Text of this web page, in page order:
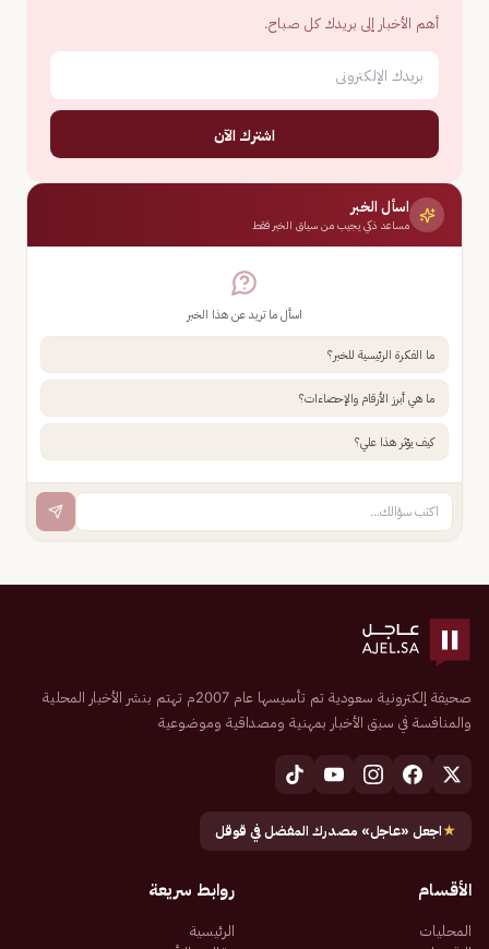
أهم الأخبار إلى بريدك كل صباح.
اشترك الآن
اسأل الخبر
مساعد ذكي يجيب من سياق الخبر فقط
اسأل ما تريد عن هذا الخبر
ما الفكرة الرئيسية للخبر؟
ما هي أبرز الأرقام والإحصاءات؟
كيف يؤثر هذا علي؟
صحيفة إلكترونية سعودية تم تأسيسها عام 2007م تهتم بنشر الأخبار المحلية
والمنافسة في سبق الأخبار بمهنية ومصداقية وموضوعية
★اجعل «عاجل» مصدرك المفضل في قوقل
الأقسام
المحليات
روابط سريعة
الرئيسية